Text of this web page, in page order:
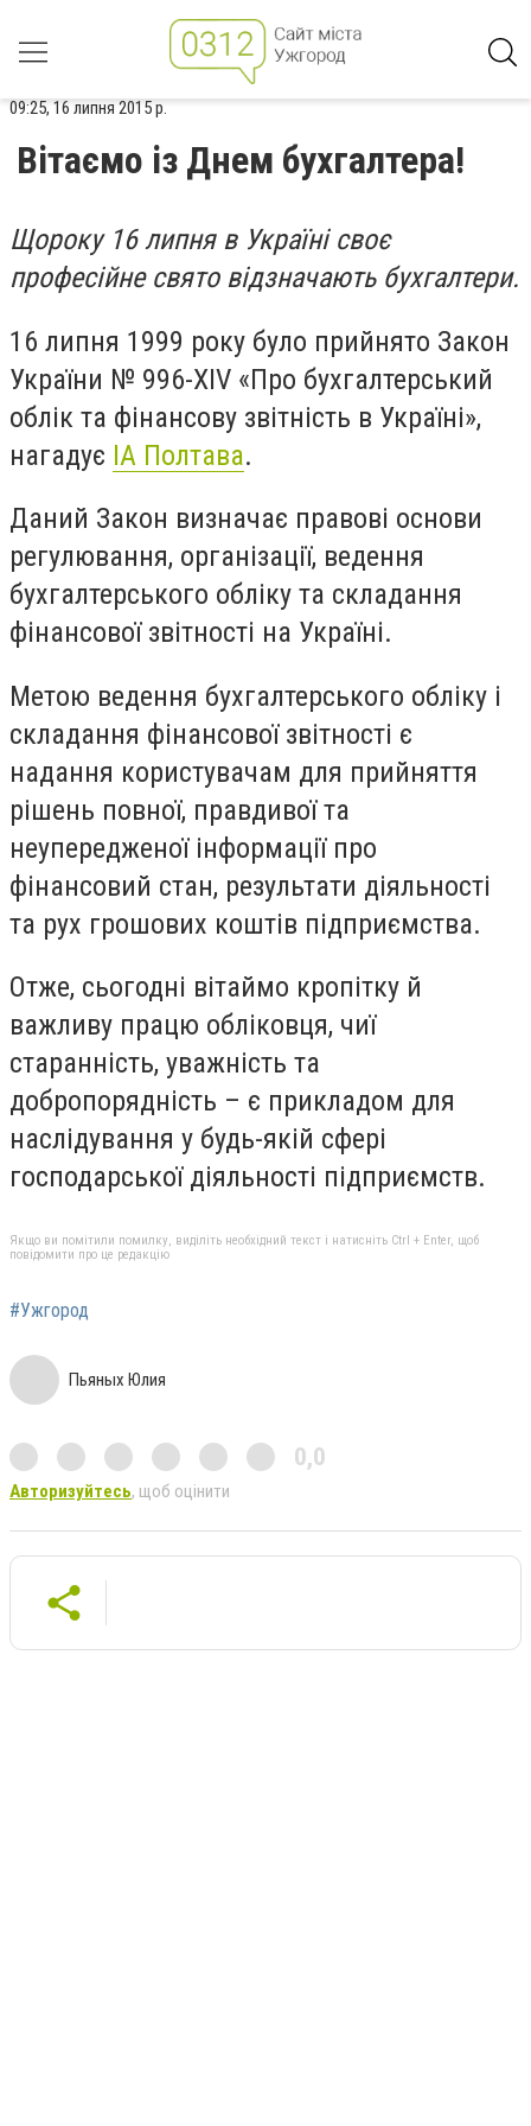
09:25, 16 липня 2015 р.
Вітаємо із Днем бухгалтера!
Щороку 16 липня в Україні своє
професійне свято відзначають бухгалтери.
16 липня 1999 року було прийнято Закон
України № 996-XIV «Про бухгалтерський
облік та фінансову звітність в Україні»,
нагадує ІА Полтава.
Даний Закон визначає правові основи
регулювання, організації, ведення
бухгалтерського обліку та складання
фінансової звітності на Україні.
Метою ведення бухгалтерського обліку і
складання фінансової звітності є
надання користувачам для прийняття
рішень повної, правдивої та
неупередженої інформації про
фінансовий стан, результати діяльності
та рух грошових коштів підприємства.
Отже, сьогодні вітаймо кропітку й
важливу працю обліковця, чиї
старанність, уважність та
добропорядність – є прикладом для
наслідування у будь-якій сфері
господарської діяльності підприємств.
Якщо ви помітили помилку, виділіть необхідний текст і натисніть Ctrl + Enter, щоб
повідомити про це редакцію
#Ужгород
Пьяных Юлия
0,0
Авторизуйтесь, щоб оцінити